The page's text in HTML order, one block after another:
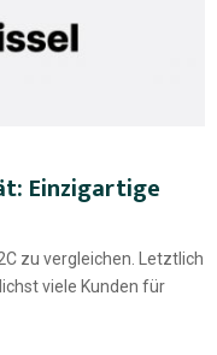
Einzigartige
zu vergleichen. Letztlich
viele Kunden für